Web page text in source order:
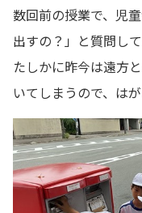
数回前の授業で、児
出すの？」と質問して
たしかに昨今は遠方
いてしまうので、は